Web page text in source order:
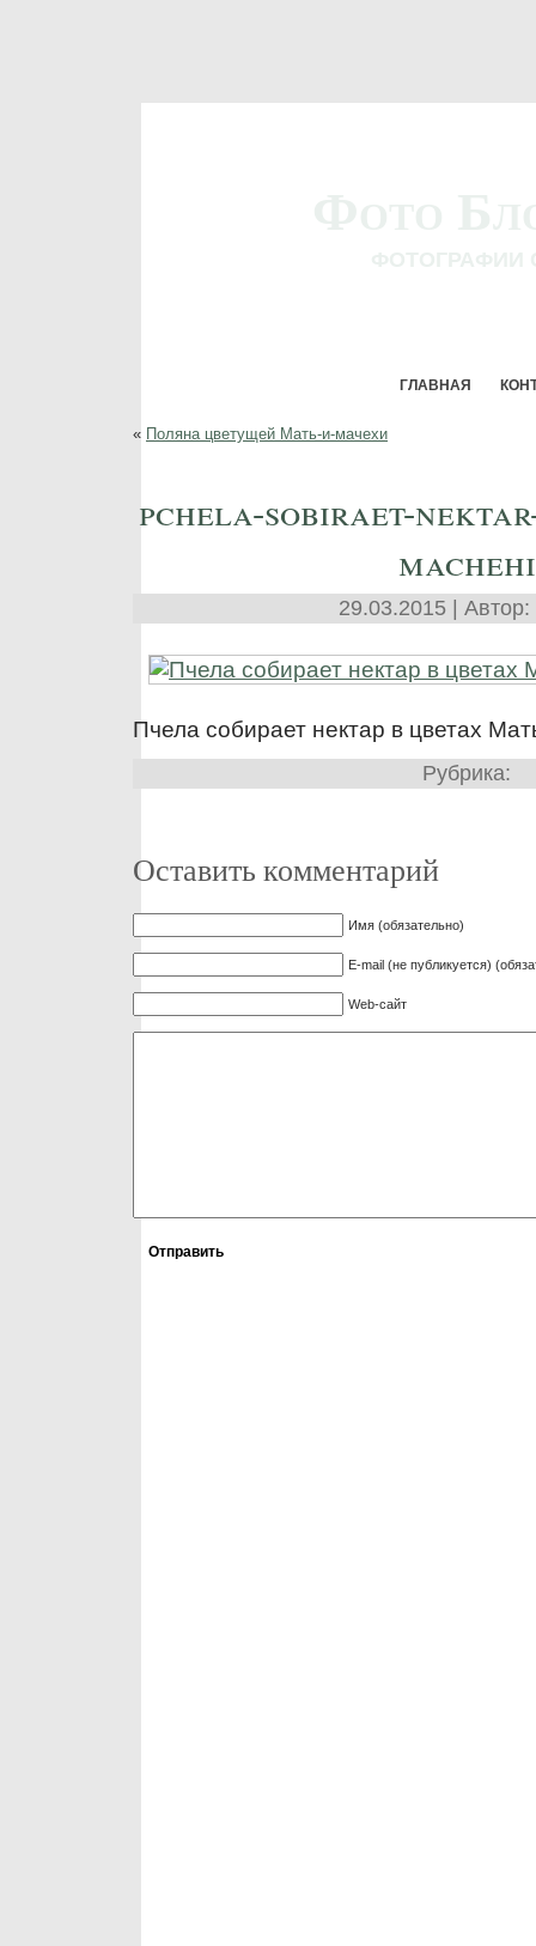
ГЛАВНАЯ
« Поляна цветущей Мать-и-мачехи
pchela-sobiraet-
machehi
29.03.2015 | Автор:
Пчела собирает нектар в цветах
Рубрика:
Оставить комментарий
Имя (обязательно)
E-mail (не публикуется)
Web-сайт